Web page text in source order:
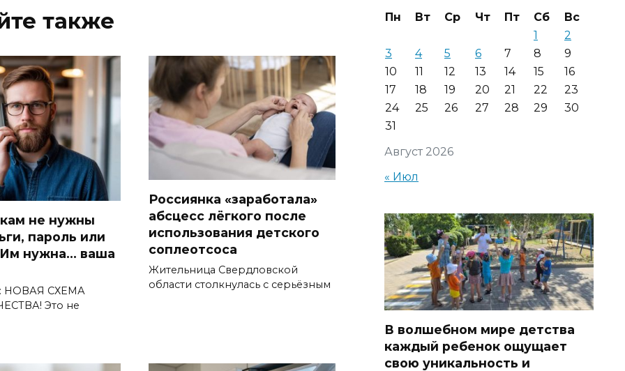
также
не нужны
пароль или
нужна… ваша
НОВАЯ СХЕМА
Это не
Россиянка «заработала»
абсцесс лёгкого после
использования детского
соплеотсоса
Жительница Свердловской
области столкнулась с серьёзным
Август 2026
Пн Вт Ср Чт Пт Сб
Вс
1
2
3
4 5 6 7 8
9
10
11 12 13 14 15
16
17
18 19 20 21 22
23
24
25 26 27 28 29
30
31
« Июл
В волшебном мире детства
каждый ребенок ощущает
свою уникальность и